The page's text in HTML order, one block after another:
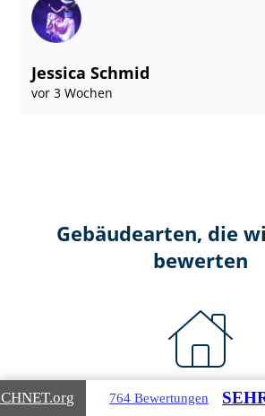
Jessica Schmid
vor 3 Wochen
Gebäudearten, die
bewerten
.org 764 Bewertungen